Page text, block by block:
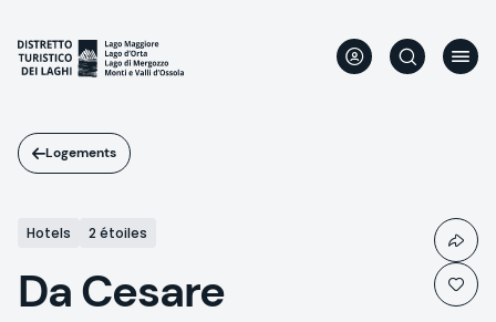
contenu
principal
Logements
Hotels 2 étoiles
Da Cesare